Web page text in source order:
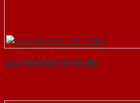
Cửa ABS KOS 101 U6405